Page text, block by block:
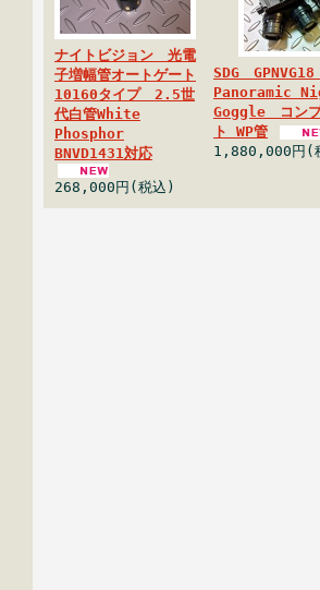
ナイトビジョン 光電
子増幅管オートゲート
10160タイプ 2.5世
代白管White
Phosphor
BNVD1431対応
268,000円(税込)
SDG
Panoramic
Goggle コンプ
ト WP管
1,880,000円(